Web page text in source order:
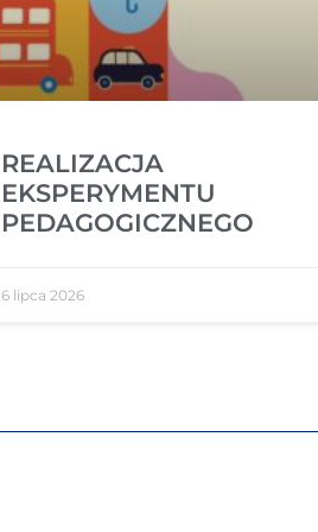
REALIZACJA
EKSPERYMENTU
PEDAGOGICZNEGO
6 lipca 2026